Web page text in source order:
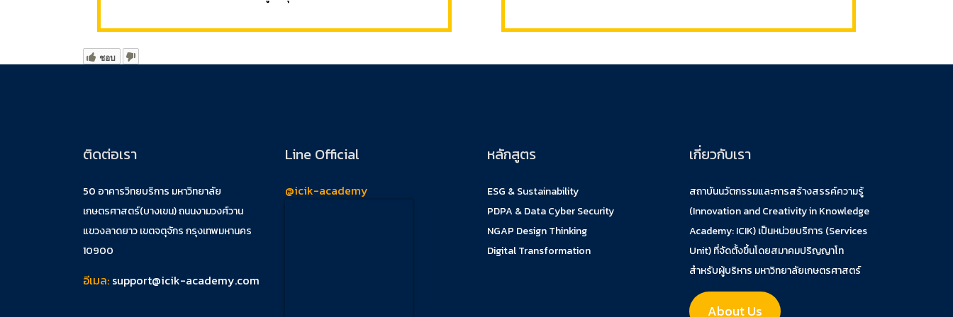
ชอบ
ติดต่อเรา
50 อาคารวิทยบริการ มหาวิทยาลัย
เกษตรศาสตร์(บางเขน) ถนนงามวงศ์วาน
แขวงลาดยาว เขตจตุจักร กรุงเทพมหานคร
10900
อีเมล: support@icik-academy.com
Line Official
@icik-academy
หลักสูตร
ESG & Sustainability
PDPA & Data Cyber Security
NGAP Design Thinking
Digital Transformation
เกี่ยวกับเรา
สถาบันนวัตกรรมและการสร้างสรรค์ความรู้
(Innovation and Creativity in Knowledge
Academy: ICIK) เป็นหน่วยบริการ (Services
Unit) ที่จัดตั้งขึ้นโดยสมาคมปริญญาโท
สำหรับผู้บริหาร มหาวิทยาลัยเกษตรศาสตร์
About Us